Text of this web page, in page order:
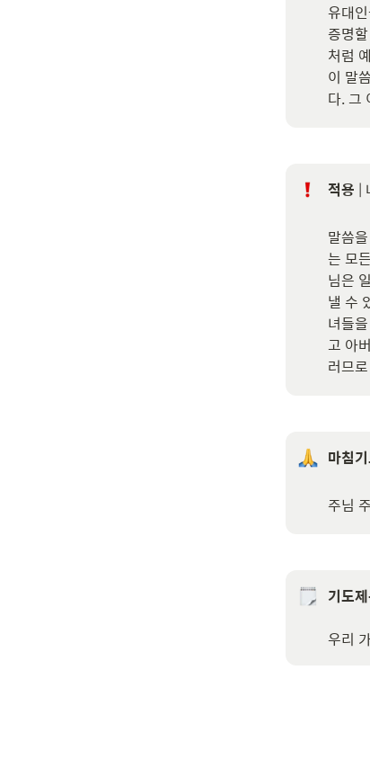
유대
증명
처럼
이 말
다. 그
적용 |
말씀
는 모
님은
낼 수
녀들
고 아
러므
마침
주님
기도
우리